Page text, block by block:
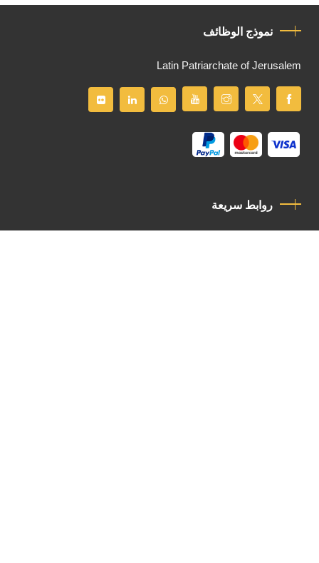
نموذج الوظائف
Latin Patriarchate of Jerusalem
روابط سريعة